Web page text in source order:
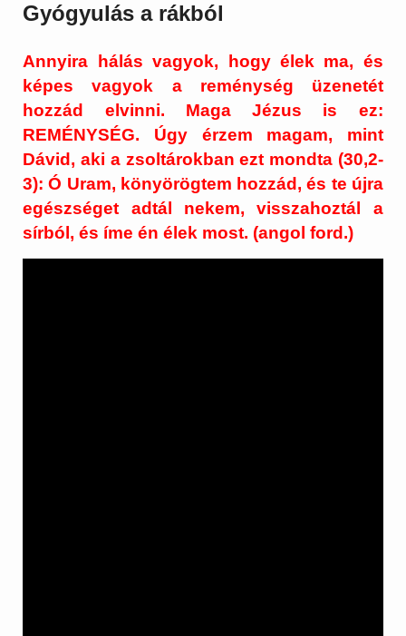
Gyógyulás a rákból
Annyira hálás vagyok, hogy élek ma, és
képes vagyok a reménység üzenetét
hozzád elvinni. Maga Jézus is ez:
REMÉNYSÉG. Úgy érzem magam, mint
Dávid, aki a zsoltárokban ezt mondta (30,2-
3): Ó Uram, könyörögtem hozzád, és te újra
egészséget adtál nekem, visszahoztál a
sírból, és íme én élek most. (angol ford.)